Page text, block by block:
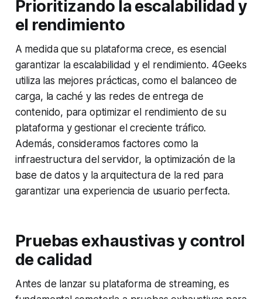
Prioritizando la escalabilidad y
el rendimiento
A medida que su plataforma crece, es esencial
garantizar la escalabilidad y el rendimiento. 4Geeks
utiliza las mejores prácticas, como el balanceo de
carga, la caché y las redes de entrega de
contenido, para optimizar el rendimiento de su
plataforma y gestionar el creciente tráfico.
Además, consideramos factores como la
infraestructura del servidor, la optimización de la
base de datos y la arquitectura de la red para
garantizar una experiencia de usuario perfecta.
Pruebas exhaustivas y control
de calidad
Antes de lanzar su plataforma de streaming, es